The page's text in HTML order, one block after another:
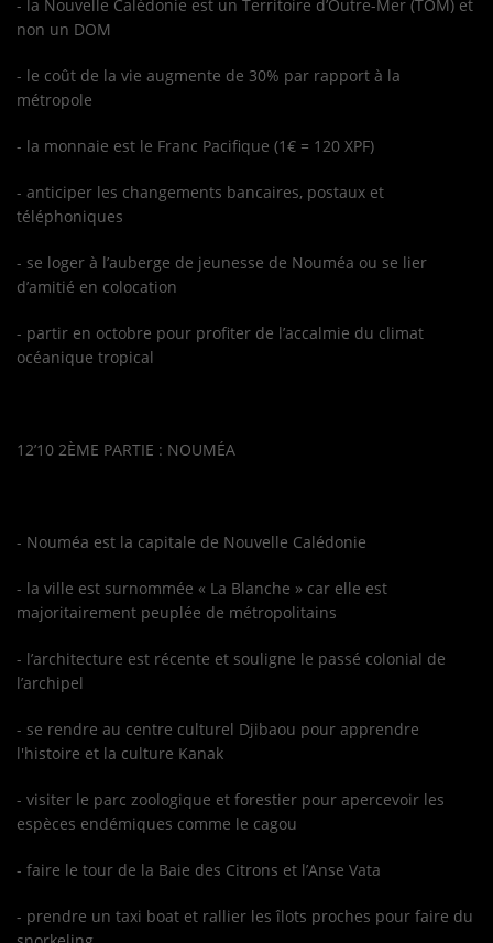
- la Nouvelle Calédonie est un Territoire d’Outre-Mer (TOM) et
non un DOM
- le coût de la vie augmente de 30% par rapport à la
métropole
- la monnaie est le Franc Pacifique (1€ = 120 XPF)
- anticiper les changements bancaires, postaux et
téléphoniques
- se loger à l’auberge de jeunesse de Nouméa ou se lier
d’amitié en colocation
- partir en octobre pour profiter de l’accalmie du climat
océanique tropical
12’10 2ÈME PARTIE : NOUMÉA
- Nouméa est la capitale de Nouvelle Calédonie
- la ville est surnommée « La Blanche » car elle est
majoritairement peuplée de métropolitains
- l’architecture est récente et souligne le passé colonial de
l’archipel
- se rendre au centre culturel Djibaou pour apprendre
l'histoire et la culture Kanak
- visiter le parc zoologique et forestier pour apercevoir les
espèces endémiques comme le cagou
- faire le tour de la Baie des Citrons et l’Anse Vata
- prendre un taxi boat et rallier les îlots proches pour faire du